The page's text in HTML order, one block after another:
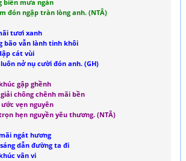
biển mưa ngàn
đón ngập tràn lòng anh. (NTÂ)
tươi xanh
bão vẫn lành tinh khôi
cát vùi
nở nụ cười đón anh. (GH)
gập ghềnh
chông chênh mãi bền
vẹn nguyên
hẹn nguyền yêu thương. (NTÂ)
ngát hương
dẫn đường ta đi
vân vi